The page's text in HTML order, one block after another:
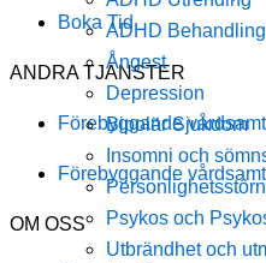
Boka Tid
ANDRA TJÄNSTER
Förebyggande
Förebyggande
OM OSS
ADHD Behandling
Ångest
Depression
Bipolär Sjukdom
Insomni och
Psykos och
Utbrändhet och